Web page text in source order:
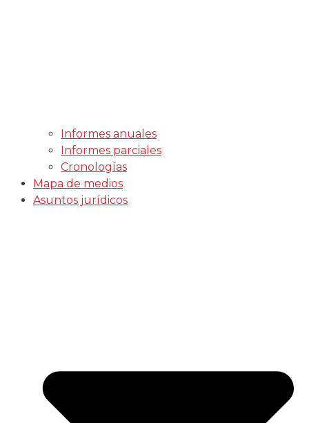
Informes anuales
Informes parciales
Cronologías
Mapa de medios
Asuntos jurídicos